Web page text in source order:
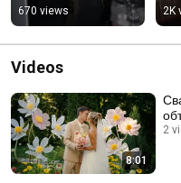
#самыекрасивыесв
адьбы
#свадьбаподключ
#организациясвадь
670 views 2K
Videos
8:01
2